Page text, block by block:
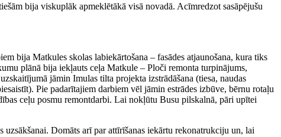
bija viskuplāk apmeklētākā visā novadā. Acīmredzot sasāpējušu
bija Matkules skolas labiekārtošana – fasādes atjaunošana, kura tiks
plānā bija iekļauts ceļa Matkule – Ploči remonta turpinājums,
jāmin Imulas tilta projekta izstrādāšana (tiesa, naudas
Pie padarītajiem darbiem vēl jāmin estrādes izbūve, bērnu rotaļu
ceļu posmu remontdarbi. Lai nokļūtu Busu pilskalnā, pāri upītei
Domāts arī par attīrīšanas iekārtu rekonatrukciju un, lai